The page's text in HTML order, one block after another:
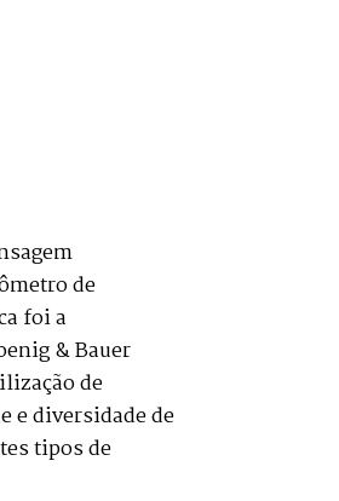
de
foi a
& Bauer
de
e diversidade de
tipos de